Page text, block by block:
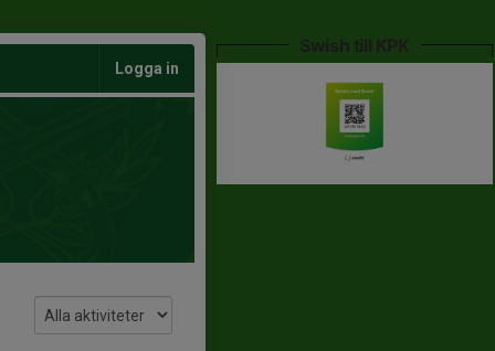
Logga in
Swish till KPK